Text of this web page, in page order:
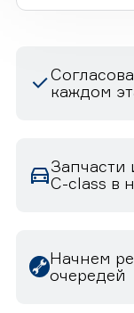
каждом
Запчасти
C-class в
Начнем
очередей